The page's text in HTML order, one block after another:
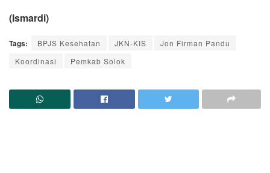
(Ismardi)
Tags: BPJS Kesehatan JKN-KIS
Jon Firman Pandu
Koordinasi
Pemkab Solok